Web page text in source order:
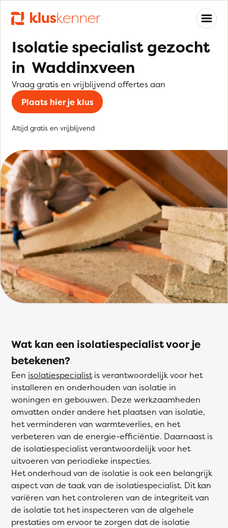
Isolatie specialist gezocht
in Waddinxveen
Vraag gratis en vrijblijvend offertes aan
Plaats hier je klus
Altijd gratis en vrijblijvend
Wat kan een isolatiespecialist voor je
betekenen?
Een isolatiespecialistis verantwoordelijk voor het
installeren en onderhouden van isolatie in
woningen en gebouwen. Deze werkzaamheden
omvatten onder andere het plaatsen van isolatie,
het verminderen van warmteverlies, en het
verbeteren van de energie-efficiëntie. Daarnaast is
de isolatiespecialist verantwoordelijk voor het
uitvoeren van periodieke inspecties.
Het onderhoud van de isolatie is ook een belangrijk
aspect van de taak van de isolatiespecialist. Dit kan
variëren van het controleren van de integriteit van
de isolatie tot het inspecteren van de algehele
prestaties om ervoor te zorgen dat de isolatie